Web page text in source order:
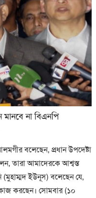
মানবে না বিএনপি
বলেছেন, প্রধান উপদেষ্টা
তারা আমাদেরকে আশ্বস্ত
(মুহাম্মদ ইউনূস) বলেছেন যে,
কাজ করছেন। সোমবার (১০